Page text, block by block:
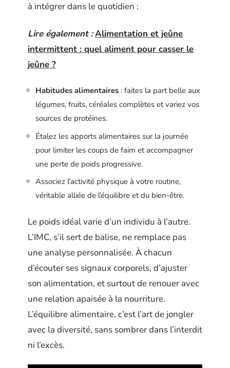
à intégrer dans le quotidien :
Lire également :Alimentation et jeûne
intermittent : quel aliment pour casser le
jeûne ?
Habitudes alimentaires : faites la part belle aux
légumes, fruits, céréales complètes et variez vos
sources de protéines.
Étalez les apports alimentaires sur la journée
pour limiter les coups de faim et accompagner
une perte de poids progressive.
Associez l’activité physique à votre routine,
véritable alliée de l’équilibre et du bien-être.
Le poids idéal varie d’un individu à l’autre.
L’IMC, s’il sert de balise, ne remplace pas
une analyse personnalisée. À chacun
d’écouter ses signaux corporels, d’ajuster
son alimentation, et surtout de renouer avec
une relation apaisée à la nourriture.
L’équilibre alimentaire, c’est l’art de jongler
avec la diversité, sans sombrer dans l’interdit
ni l’excès.